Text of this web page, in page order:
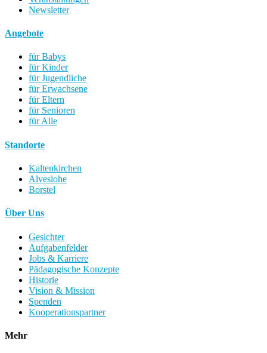
Newsletter
Angebote
für Babys
für Kinder
für Jugendliche
für Erwachsene
für Eltern
für Senioren
für Alle
Standorte
Kaltenkirchen
Alveslohe
Borstel
Über Uns
Gesichter
Aufgabenfelder
Jobs & Karriere
Pädagogische Konzepte
Historie
Vision & Mission
Spenden
Kooperationspartner
Mehr